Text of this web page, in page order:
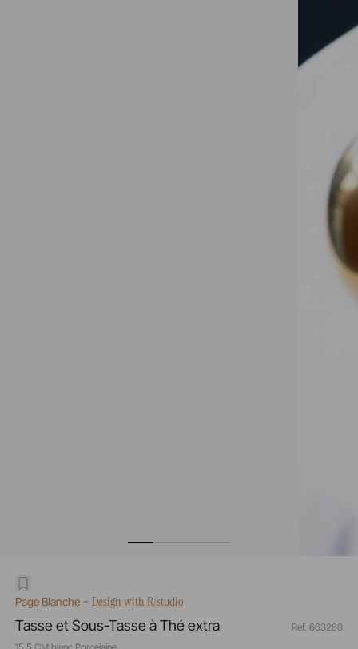
Page Blanche- Design with R/studio
Tasse et Sous-Tasse à Thé extra
Réf. 663280